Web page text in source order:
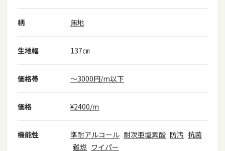
柄 無地
生地幅 137㎝
価格帯 ～3000円/m以下
価格 ¥2400/ｍ
機能性 準耐アルコール 耐次亜塩素酸 防汚 抗菌
難燃 ワイパー